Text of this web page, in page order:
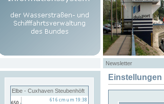
Newsletter
Elbe - Cuxhaven Steubenhöft
Einstellungen